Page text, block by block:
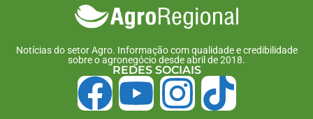
Notícias do setor Agro. Informação com qualidade e credibilidade
sobre o agronegócio desde abril de 2018.
REDES SOCIAIS